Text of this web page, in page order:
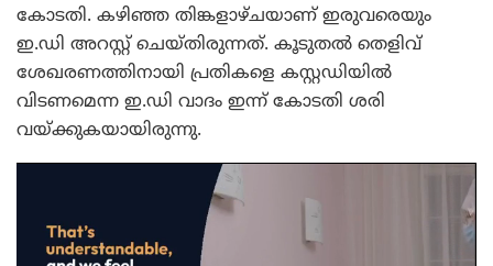
കോടതി. കഴിഞ്ഞ തിങ്കളാഴ്ചയാണ് ഇരുവരെയും
ഇ.ഡി അറസ്റ്റ് ചെയ്തിരുന്നത്. കൂടുതൽ തെളിവ്
ശേഖരണത്തിനായി പ്രതികളെ കസ്റ്റഡിയിൽ
വിടണമെന്ന ഇ.ഡി വാദം ഇന്ന് കോടതി ശരി
വയ്ക്കുകയായിരുന്നു.